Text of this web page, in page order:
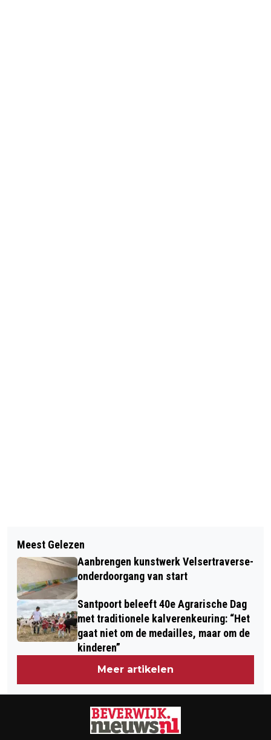
PAPEGAAIEN GESTOLEN DIERENTUIN
ANIMAL FARM BEVERWIJK
WEEKPROGRAMMA STICHTING
WELZIJN BEVERWIJK
Meest Gelezen
Aanbrengen kunstwerk Velsertraverse-
onderdoorgang van start
Santpoort beleeft 40e Agrarische Dag
met traditionele kalverenkeuring: “Het
gaat niet om de medailles, maar om de
kinderen”
Meer artikelen